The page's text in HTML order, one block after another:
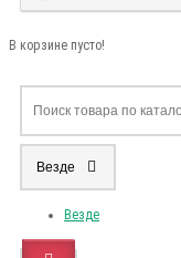
В корзине пусто!
Везде
Везде